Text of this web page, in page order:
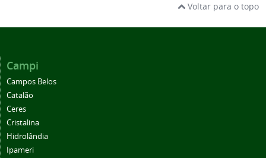
Voltar para o topo
Campi
Campos Belos
Catalão
Ceres
Cristalina
Hidrolândia
Ipameri